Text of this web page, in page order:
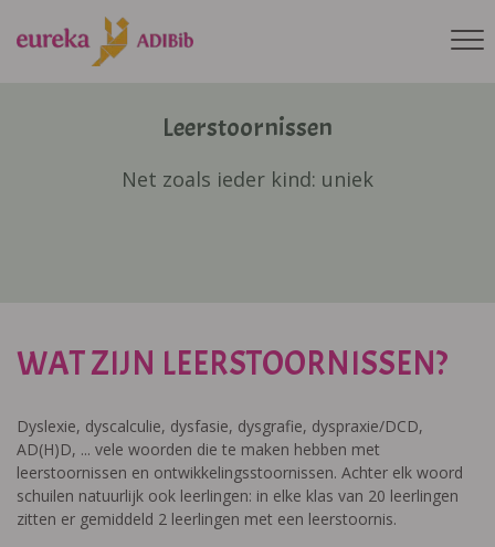
Leerstoornissen
Net zoals ieder kind: uniek
WAT ZIJN LEERSTOORNISSEN?
Dyslexie, dyscalculie, dysfasie, dysgrafie, dyspraxie/DCD,
AD(H)D, ... vele woorden die te maken hebben met
leerstoornissen en ontwikkelingsstoornissen. Achter elk woord
schuilen natuurlijk ook leerlingen: in elke klas van 20 leerlingen
zitten er gemiddeld 2 leerlingen met een leerstoornis.